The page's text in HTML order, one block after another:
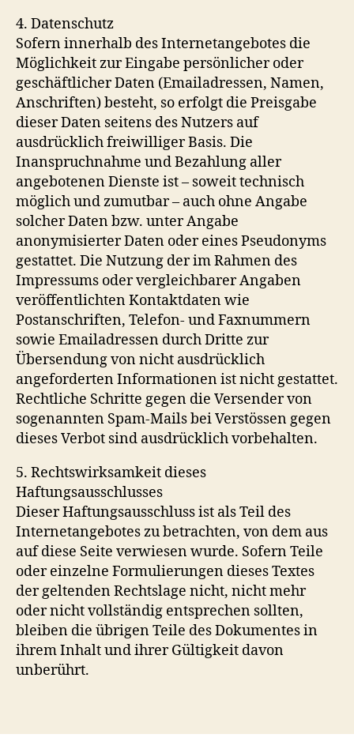
4. Datenschutz
Sofern innerhalb des Internetangebotes die
Möglichkeit zur Eingabe persönlicher oder
geschäftlicher Daten (Emailadressen, Namen,
Anschriften) besteht, so erfolgt die Preisgabe
dieser Daten seitens des Nutzers auf
ausdrücklich freiwilliger Basis. Die
Inanspruchnahme und Bezahlung aller
angebotenen Dienste ist – soweit technisch
möglich und zumutbar – auch ohne Angabe
solcher Daten bzw. unter Angabe
anonymisierter Daten oder eines Pseudonyms
gestattet. Die Nutzung der im Rahmen des
Impressums oder vergleichbarer Angaben
veröffentlichten Kontaktdaten wie
Postanschriften, Telefon- und Faxnummern
sowie Emailadressen durch Dritte zur
Übersendung von nicht ausdrücklich
angeforderten Informationen ist nicht gestattet.
Rechtliche Schritte gegen die Versender von
sogenannten Spam-Mails bei Verstössen gegen
dieses Verbot sind ausdrücklich vorbehalten.
5. Rechtswirksamkeit dieses
Haftungsausschlusses
Dieser Haftungsausschluss ist als Teil des
Internetangebotes zu betrachten, von dem aus
auf diese Seite verwiesen wurde. Sofern Teile
oder einzelne Formulierungen dieses Textes
der geltenden Rechtslage nicht, nicht mehr
oder nicht vollständig entsprechen sollten,
bleiben die übrigen Teile des Dokumentes in
ihrem Inhalt und ihrer Gültigkeit davon
unberührt.